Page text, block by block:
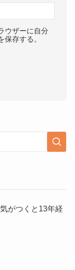
ウザーに自分
存する。
がつくと13年経